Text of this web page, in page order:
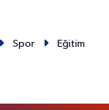
Spor
Eğitim